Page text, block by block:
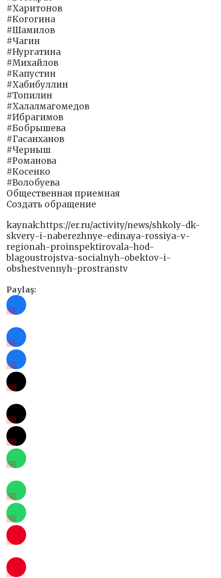
#Харитонов
#Когогина
#Шамилов
#Чагин
#Нургатина
#Михайлов
#Капустин
#Хабибуллин
#Топилин
#Халалмагомедов
#Ибрагимов
#Бобрышева
#Гасанханов
#Черныш
#Романова
#Косенко
#Волобуева
Общественная приемная
Создать обращение
kaynak:https://er.ru/activity/news/shkoly-dk-
skvery-i-naberezhnye-edinaya-rossiya-v-
regionah-proinspektirovala-hod-
blagoustrojstva-socialnyh-obektov-i-
obshestvennyh-prostranstv
Paylaş: